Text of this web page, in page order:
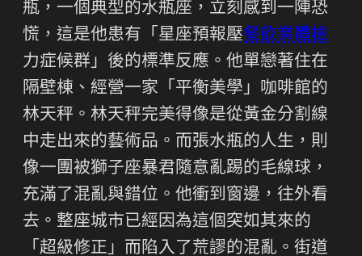
瓶，一個典型的水瓶座，立刻感到一陣恐
慌，這是他患有「星座預報壓餐飲業體檢
力症候群」後的標準反應。他單戀著住在
隔壁棟、經營一家「平衡美學」咖啡館的
林天秤。林天秤完美得像是從黃金分割線
中走出來的藝術品。而張水瓶的人生，則
像一團被獅子座暴君隨意亂踢的毛線球，
充滿了混亂與錯位。他衝到窗邊，往外看
去。整座城市已經因為這個突如其來的
「超級修正」而陷入了荒謬的混亂。街道